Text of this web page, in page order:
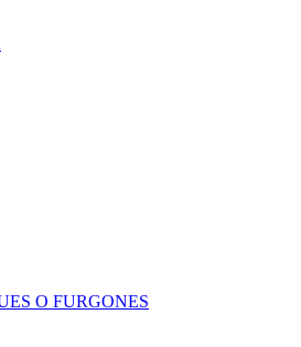
O FURGONES